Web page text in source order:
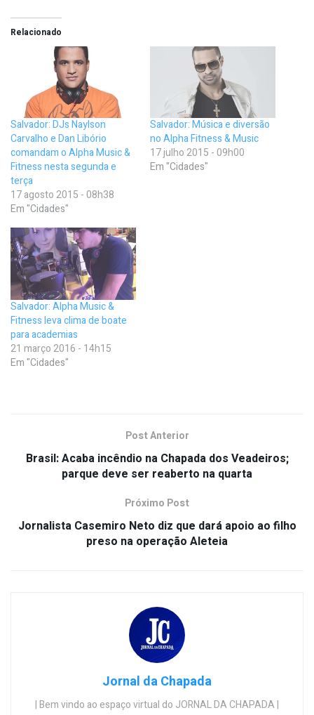
Relacionado
Salvador: DJs Naylson
Carvalho e Dan Libório
comandam o Alpha Music &
Fitness nesta segunda e
terça
17 agosto 2015 - 08h38
Em "Cidades"
Salvador: Música e diversão
no Alpha Fitness & Music
17 julho 2015 - 09h00
Em "Cidades"
Salvador: Alpha Music &
Fitness leva clima de boate
para academias
21 março 2016 - 14h15
Em "Cidades"
Post Anterior
Brasil: Acaba incêndio na Chapada dos Veadeiros;
parque deve ser reaberto na quarta
Próximo Post
Jornalista Casemiro Neto diz que dará apoio ao filho
preso na operação Aleteia
Jornal da Chapada
| Bem vindo ao espaço virtual do JORNAL DA CHAPADA |